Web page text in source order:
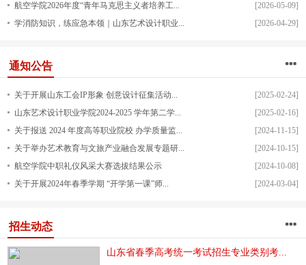
[2026-05-09]
航空学院2026年度“青年马克思主义者培养工...
[2026-04-29]
学消防知识，练应急本领｜山东艺术设计职业...
通知公告
[2025-02-24]
关于开展山东工会IP形象 创意设计征集活动...
[2025-02-16]
山东艺术设计职业学院2024-2025 学年第二学...
[2024-11-15]
关于报送 2024 年度高等职业院校 办学质量监...
[2024-10-15]
关于举办艺术教育与文旅产业融合发展专题研...
[2024-10-08]
航空学院中职礼仪风采大赛选拔结果公示
[2024-03-04]
关于开展2024年春季学期 “开学第一课”师...
招生动态
山东省春季高考统一考试招生专业类别考...